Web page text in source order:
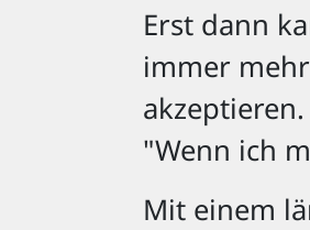
Erst dann
immer
"Wenn ich
Mit einem